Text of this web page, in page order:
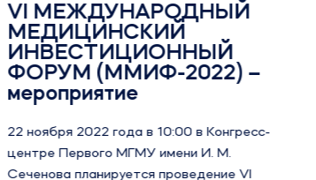
VI МЕЖДУНАРОДНЫЙ
МЕДИЦИНСКИЙ
ИНВЕСТИЦИОННЫЙ
ФОРУМ (ММИФ-2022) –
мероприятие
22 ноября 2022 года в 10:00 в Конгресс-
центре Первого МГМУ имени И. М.
Сеченова планируется проведение VI